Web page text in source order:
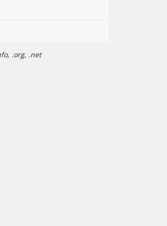
.org, .net